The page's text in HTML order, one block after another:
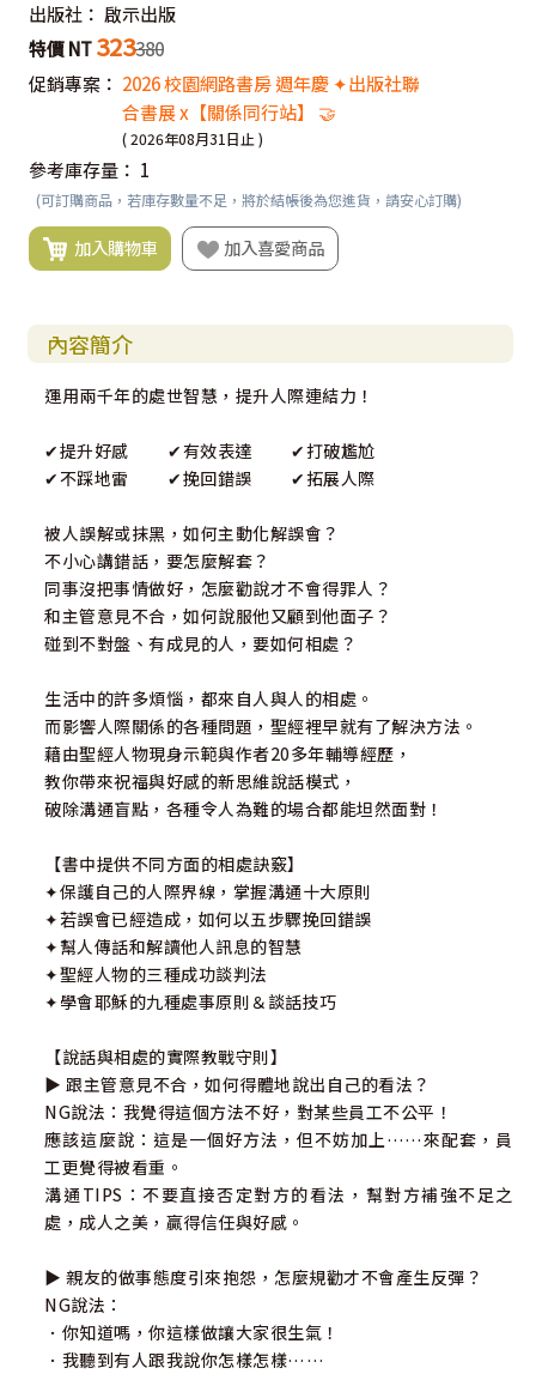
出版社： 啟示出版
特價 NT 323380
促銷專案： 2026 校園網路書房 週年慶 ✦出版社聯
合書展 x【關係同行站】 🤝
( 2026年08月31日止 )
參考庫存量： 1
(可訂購商品，若庫存數量不足，將於結帳後為您進貨，請安心訂購)
加入購物車 加入喜愛商品
內容簡介
運用兩千年的處世智慧，提升人際連結力！
✔提升好感 ✔有效表達 ✔打破尷尬
✔不踩地雷 ✔挽回錯誤 ✔拓展人際
被人誤解或抹黑，如何主動化解誤會？
不小心講錯話，要怎麼解套？
同事沒把事情做好，怎麼勸說才不會得罪人？
和主管意見不合，如何說服他又顧到他面子？
碰到不對盤、有成見的人，要如何相處？
生活中的許多煩惱，都來自人與人的相處。
而影響人際關係的各種問題，聖經裡早就有了解決方法。
藉由聖經人物現身示範與作者20多年輔導經歷，
教你帶來祝福與好感的新思維說話模式，
破除溝通盲點，各種令人為難的場合都能坦然面對！
【書中提供不同方面的相處訣竅】
✦保護自己的人際界線，掌握溝通十大原則
✦若誤會已經造成，如何以五步驟挽回錯誤
✦幫人傳話和解讀他人訊息的智慧
✦聖經人物的三種成功談判法
✦學會耶穌的九種處事原則＆談話技巧
【說話與相處的實際教戰守則】
▶ 跟主管意見不合，如何得體地說出自己的看法？
NG說法：我覺得這個方法不好，對某些員工不公平！
應該這麼說：這是一個好方法，但不妨加上……來配套，員
工更覺得被看重。
溝通TIPS：不要直接否定對方的看法，幫對方補強不足之
處，成人之美，贏得信任與好感。
▶ 親友的做事態度引來抱怨，怎麼規勸才不會產生反彈？
NG說法：
．你知道嗎，你這樣做讓大家很生氣！
．我聽到有人跟我說你怎樣怎樣……